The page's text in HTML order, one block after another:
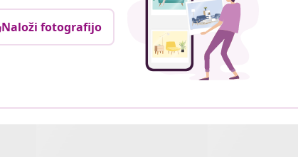
Naloži fotografijo